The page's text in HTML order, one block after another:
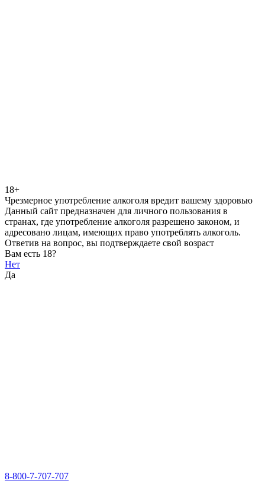
18+
Чрезмерное употребление алкоголя вредит вашему здоровью
Данный сайт предназначен для личного пользования в
странах, где употребление алкоголя разрешено законом, и
адресовано лицам, имеющих право употреблять алкоголь.
Ответив на вопрос, вы подтверждаете свой возраст
Вам есть 18?
Нет
Да
8-800-7-707-707